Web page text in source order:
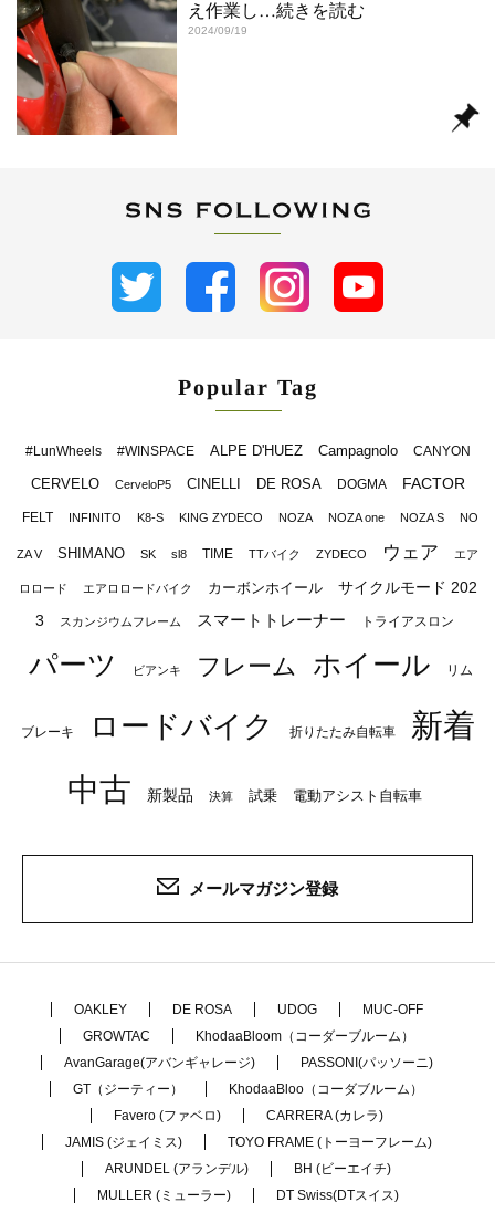
え作業し …続きを読む
2024/09/19
Popular Tag
#LunWheels #WINSPACE ALPE D'HUEZ Campagnolo CANYON
CERVELO CerveloP5 CINELLI DE ROSA DOGMA FACTOR
FELT INFINITO K8-S KING ZYDECO NOZA NOZA one NOZA S NO
ZA V SHIMANO SK sl8 TIME TTバイク ZYDECO ウェア エア
ロロード エアロロードバイク カーボンホイール
サイクルモード 202
3
スカンジウムフレーム スマートトレーナー トライアスロン
パーツ ビアンキ フレーム ホイール リム
ブレーキ ロードバイク 折りたたみ自転車
新着
中古
新製品 決算 試乗 電動アシスト自転車
メールマガジン登録
OAKLEY DE ROSA UDOG
MUC-OFF
GROWTAC
KhodaaBloom（コーダーブルーム）
AvanGarage(アバンギャレージ)
PASSONI(パッソーニ)
GT（ジーティー）
KhodaaBloo（コーダブルーム）
Favero (ファベロ)
CARRERA (カレラ)
JAMIS (ジェイミス)
TOYO FRAME (トーヨーフレーム)
ARUNDEL (アランデル)
BH (ビーエイチ)
MULLER (ミューラー)
DT Swiss(DTスイス)